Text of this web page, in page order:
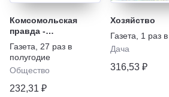
Комсомольская
правда -
Еженедельник с
"Телепрограммой"
Газета
27 раз в
полугодие
Общество
232,31 ₽
Хозяйство
Газета
1 раз
Дача
316,53 ₽